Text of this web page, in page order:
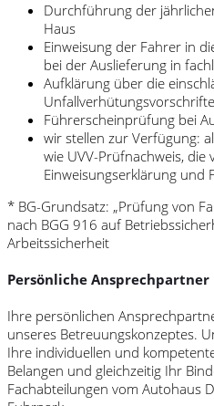
Durchführung der
Haus
Einweisung der Fahrer in
bei der Auslieferung in
Aufklärung über die
Führerscheinprüfung bei
wir stellen zur Verfügung:
wie UVV-Prüfnachweis,
Einweisungserklärung und
* BG-Grundsatz: „Prüfung von
nach BGG 916 auf
Arbeitssicherheit
Persönliche Ansprechpartner
Ihre persönlichen
unseres Betreuungskonzeptes.
Ihre individuellen und
Belangen und gleichzeitig Ihr
Fachabteilungen vom Autohaus